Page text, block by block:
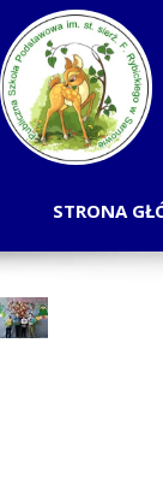
STRONA